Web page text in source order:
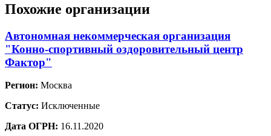
Похожие организации
Автономная некоммерческая организация
"Конно-спортивный оздоровительный центр
Фактор"
Регион: Москва
Статус: Исключенные
Дата ОГРН: 16.11.2020